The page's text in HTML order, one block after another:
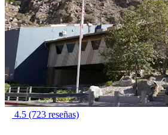
4.5 (723 reseñas)